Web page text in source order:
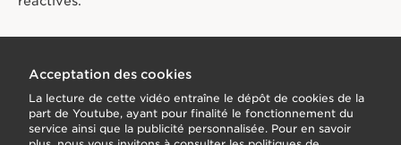
Acceptation des cookies
La lecture de cette vidéo entraîne le dépôt de cookies de la
part de Youtube, ayant pour finalité le fonctionnement du
service ainsi que la publicité personnalisée. Pour en savoir